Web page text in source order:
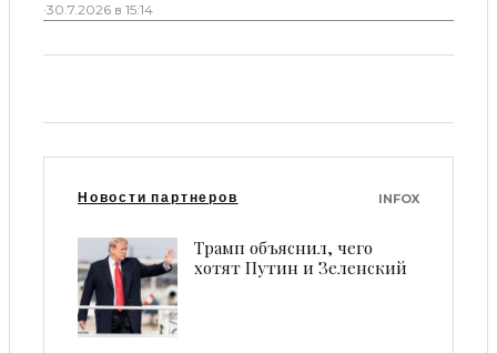
·30.7.2026 в 15:14
Новости партнеров INFOX
Трамп объяснил, чего
хотят Путин и Зеленский